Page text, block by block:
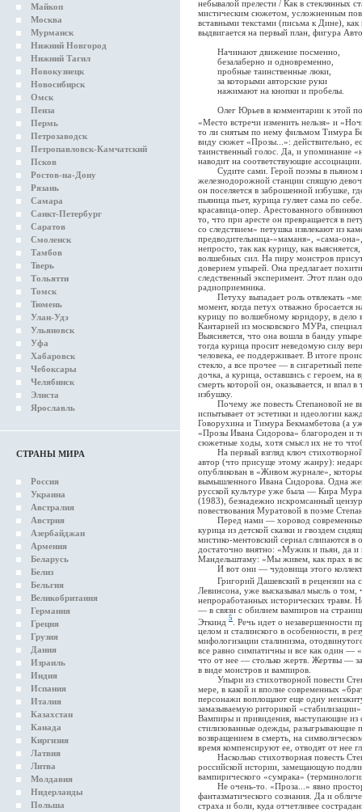
Майкоп
Москва
Мурманск
Нижний Новгород
Нижний Тагил
Новокузнецк
Новосибирск
Омск
Пенза
Пермь
Петрозаводск
Петропавловск-Камчатский
Псков
Ростов-на-Дону
Рязань
Самара
Санкт-Петербург
Саратов
Смоленск
Тамбов
Тверь
Тольятти
Томск
Тюмень
Улан-Удэ
Ульяновск
Уфа
Хабаровск
Чебоксары
Челябинск
Элиста
Ярославль
СТРАНЫ МИРА
Россия
Украина
Австралия
Австрия
Азербайджан
Армения
Беларусь
Белиз
Бельгия
Великобритания
Германия
Греция
Грузия
Дания
Израиль
Индия
Испания
Италия
Казахстан
Канада
Киргизия
Латвия
Литва
Молдавия
Нидерланды
Польша
небывалой прелести / Как в стеклянных
мистическим сюжетом, усложненным
вставными текстами (письма к Дине),
выдвигается на первый план, фигура
Начинают движение посменно,
безалаберно и одновременно,
пробные таинственные люки,
за которыми авторские руки
нажимают на кнопки и пробелы.
Олег Юрьев в комментарии к этой
«Место встречи изменить нельзя» и
то ли снятым по нему фильмом Тимура
виду сюжет «Прозы...»: действительно,
таинственный голос. Да, и упоминание
наводит на соответствующие ассоциации.
Судите сами. Герой поэмы в пьяном
железнодорожной станции спящую
он поселяется в заброшенной избушке,
пьяница пьет, курица гуляет сама по
красавица-опер. Арестованного
то, что при аресте он превращается в
со следствием» петушка извлекают из
предводительница-»маманя», «сама-
непросто, так как курицу, как
волшебных сил. На пиру монстров
доверием упырей. Она предлагает
следственный эксперимент. Этот план
радиоприемника.
Петуху выпадает роль отвлекать
момент, когда петух отважно бросается
курицу по волшебному коридору, в дело
Кантарией из московского МУРа,
Выясняется, что она вошла в банду
тогда курица просит неведомую силу
человека, ее поддерживает. В итоге
стекло, а все прочее — в сигаретный
дочка, а курица, оставшись с героем, на
смерть которой он, оказывается, и впал
избушку.
Почему же повесть Степановой не
испытывает от эстетики и идеологии
Говорухина и Тимура Бекмамбетова (а
«Прозы Ивана Сидорова» благороден и
сюжетные ходы, хотя смысл их не то
На первый взгляд ключ
автор (что присуще этому жанру):
опубликован в «Живом журнале»,
вымышленного Ивана Сидорова. Одна
русской культуре уже была — Кира
(1983), безнадежно искромсанный
повествования Муратовой в поэме
Перед нами — хоровод современных
курица из детской сказки и гвоздем
мистико-ментовский сериал слипаются
достаточно внятно: «Мужик и пьян, да
Мандельштаму: «Мы живем, как прах в
И вот они — чудовища этого
Григорий Дашевский в рецензии на
Левинсона, уже высказывал мысль о
непроработанных исторических травм.
— в связи с обилием вампиров на
Эткинд 5
. Речь идет о незавершенности
целом и сталинского в особенности, в
мифологизации сталинизма,
все равно симпатичны и все как один —
что от нее — столько жертв. Жертвы —
в виде монстров и вампиров.
Упыри из стихотворной повести
мере, в какой и вполне современных
персонажи воплощают еще одну
замазываемую риторикой
Вампиры и привидения, выступающие
стилизованные одежды, разыгрывающие
возвращением в смерть, на
время компенсируют ее, отводят от нее
Насколько стихотворная повесть
российской истории, замещающую
вампирического «сумрака»
Не очень-то. «Проза...» явно
фантазматического сознания. Да и
страха и боли, куда отчетливее